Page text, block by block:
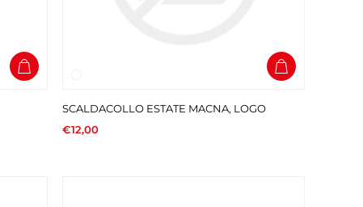
SCALDACOLLO ESTATE MACNA, LOGO
€12,00